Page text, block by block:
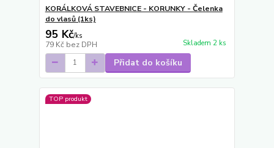
KORÁLKOVÁ STAVEBNICE - KORUNKY - Čelenka
do vlasů (1ks)
95 Kč/ks
79 Kč bez DPH Skladem 2 ks
Přidat do košíku
TOP produkt